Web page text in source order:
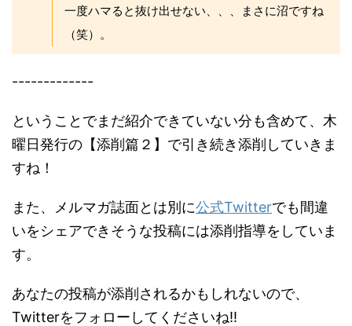
一度ハマると抜け出せない、、、まさに沼ですね
（笑）。
-------------
ということでまだ紹介できていない分も含めて、木
曜日発行の【添削篇２】で引き続き添削していきま
すね！
また、メルマガ誌面とは別に公式Twitterでも間違
いをシェアできそうな投稿には添削指導をしていま
す。
あなたの投稿が添削されるかもしれないので、
Twitterをフォローしてくださいね!!